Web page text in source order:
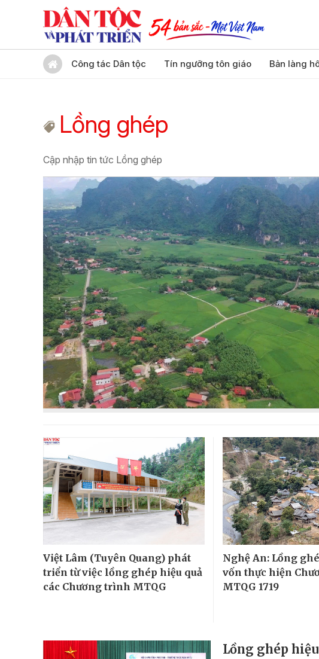
Công tác Dân tộc Tín ngưỡng tôn giáo Bản làng
Lồng ghép
Cập nhập tin tức Lồng ghép
Việt Lâm (Tuyên Quang) phát
triển từ việc lồng ghép hiệu quả
các Chương trình MTQG
Nghệ An: Lồng
vốn thực hiện
MTQG 1719
Lồng ghép